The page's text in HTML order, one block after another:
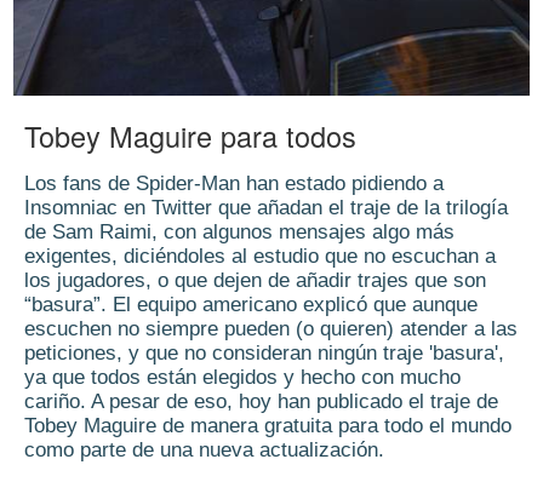
Tobey Maguire para todos
Los fans de Spider-Man han estado pidiendo a
Insomniac en Twitter que añadan el traje de la trilogía
de Sam Raimi, con algunos mensajes algo más
exigentes, diciéndoles al estudio que no escuchan a
los jugadores, o que dejen de añadir trajes que son
“basura”. El equipo americano explicó que aunque
escuchen no siempre pueden (o quieren) atender a las
peticiones, y que no consideran ningún traje 'basura',
ya que todos están elegidos y hecho con mucho
cariño. A pesar de eso, hoy han publicado el traje de
Tobey Maguire de manera gratuita para todo el mundo
como parte de una nueva actualización.